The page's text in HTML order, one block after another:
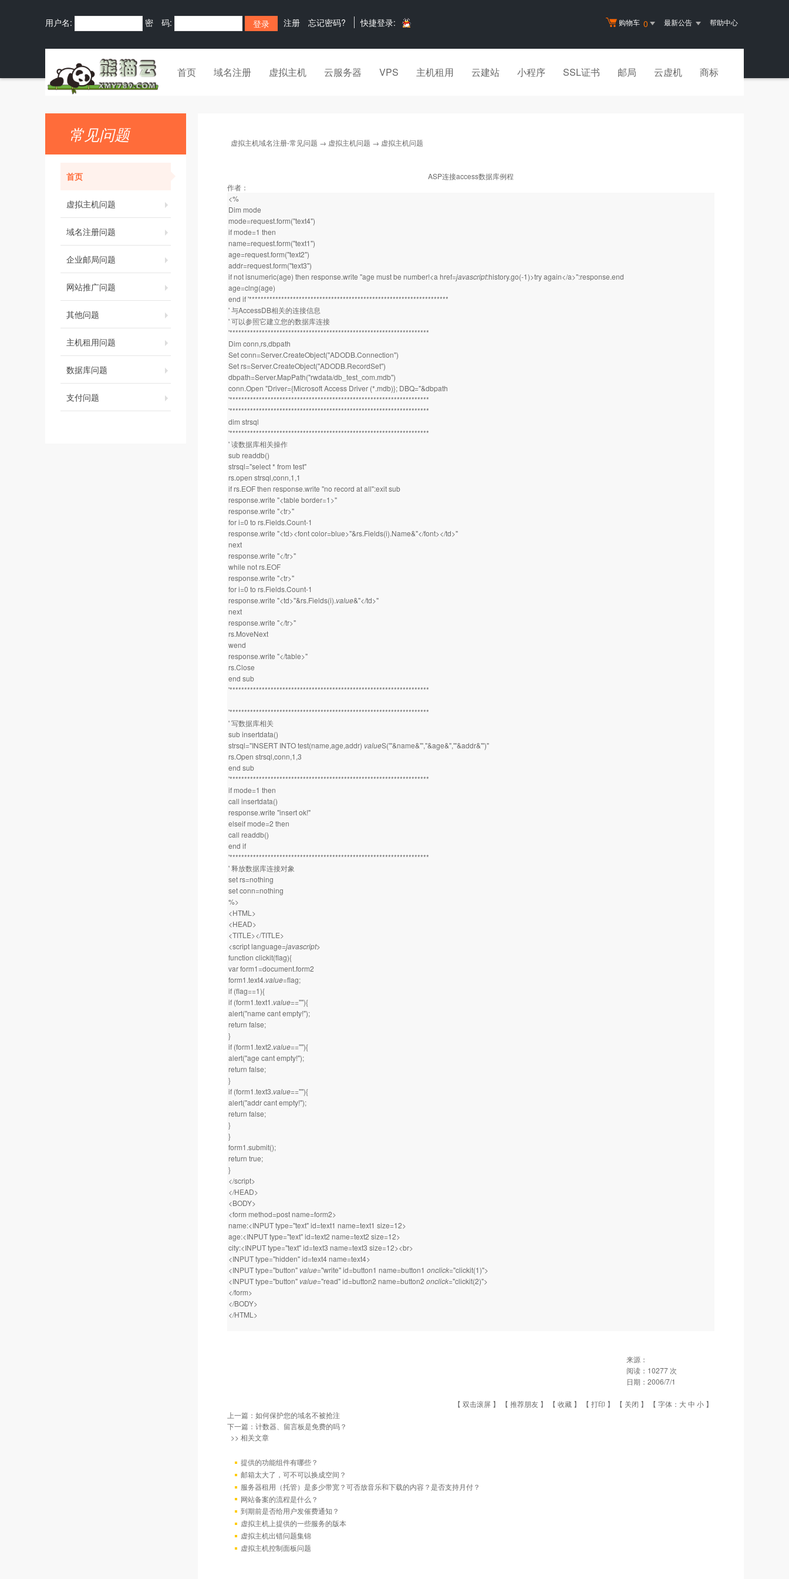
购物车 0 最新公告 帮助中心
用户名: 密 码: 注册 忘记密码? 快捷登录:
首页 域名注册 虚拟主机 云服务器 VPS 主机租用 云建站 小程序 SSL证书 邮局 云虚机 商标
常见问题
首页
虚拟主机问题
域名注册问题
企业邮局问题
网站推广问题
其他问题
主机租用问题
数据库问题
支付问题
虚拟主机域名注册-常见问题 → 虚拟主机问题 → 虚拟主机问题
ASP连接access数据库例程
作者：
<%
Dim mode
mode=request.form("text4")
if mode=1 then
name=request.form("text1")
age=request.form("text2")
addr=request.form("text3")
if not isnumeric(age) then response.write "age must be number!<a href=javascript:history.go(-1)>try again</a>":response.end
age=clng(age)
end if '********************************************************************
' 与AccessDB相关的连接信息
' 可以参照它建立您的数据库连接
'********************************************************************
Dim conn,rs,dbpath
Set conn=Server.CreateObject("ADODB.Connection")
Set rs=Server.CreateObject("ADODB.RecordSet")
dbpath=Server.MapPath("rwdata/db_test_com.mdb")
conn.Open "Driver={Microsoft Access Driver (*.mdb)}; DBQ="&dbpath
'********************************************************************
'********************************************************************
dim strsql
'********************************************************************
' 读数据库相关操作
sub readdb()
strsql="select * from test"
rs.open strsql,conn,1,1
if rs.EOF then response.write "no record at all":exit sub
response.write "<table border=1>"
response.write "<tr>"
for i=0 to rs.Fields.Count-1
response.write "<td><font color=blue>"&rs.Fields(i).Name&"</font></td>"
next
response.write "</tr>"
while not rs.EOF
response.write "<tr>"
for i=0 to rs.Fields.Count-1
response.write "<td>"&rs.Fields(i).value&"</td>"
next
response.write "</tr>"
rs.MoveNext
wend
response.write "</table>"
rs.Close
end sub
'********************************************************************
'********************************************************************
' 写数据库相关
sub insertdata()
strsql="INSERT INTO test(name,age,addr) valueS('"&name&"',"&age&",'"&addr&"')"
rs.Open strsql,conn,1,3
end sub
'********************************************************************
if mode=1 then
call insertdata()
response.write "insert ok!"
elseif mode=2 then
call readdb()
end if
'********************************************************************
' 释放数据库连接对象
set rs=nothing
set conn=nothing
%>
<HTML>
<HEAD>
<TITLE></TITLE>
<script language=javascript>
function clickit(flag){
var form1=document.form2
form1.text4.value=flag;
if (flag==1){
if (form1.text1.value==""){
alert("name cant empty!");
return false;
}
if (form1.text2.value==""){
alert("age cant empty!");
return false;
}
if (form1.text3.value==""){
alert("addr cant empty!");
return false;
}
}
form1.submit();
return true;
}
</script>
</HEAD>
<BODY>
<form method=post name=form2>
name:<INPUT type="text" id=text1 name=text1 size=12>
age:<INPUT type="text" id=text2 name=text2 size=12>
city:<INPUT type="text" id=text3 name=text3 size=12><br>
<INPUT type="hidden" id=text4 name=text4>
<INPUT type="button" value="write" id=button1 name=button1 onclick="clickit(1)">
<INPUT type="button" value="read" id=button2 name=button2 onclick="clickit(2)">
</form>
</BODY>
</HTML>
来源：
阅读： 10277 次
日期： 2006/7/1
【 双击滚屏 】 【 推荐朋友 】 【 收藏 】 【 打印 】 【 关闭 】 【 字体： 大中 小 】
上一篇： 如何保护您的域名不被抢注
下一篇： 计数器、留言板是免费的吗？
>> 相关文章
提供的功能组件有哪些？
邮箱太大了，可不可以换成空间？
服务器租用（托管）是多少带宽？可否放音乐和下载的内容？是否支持月付？
网站备案的流程是什么？
到期前是否给用户发催费通知？
虚拟主机上提供的一些服务的版本
虚拟主机出错问题集锦
虚拟主机控制面板问题